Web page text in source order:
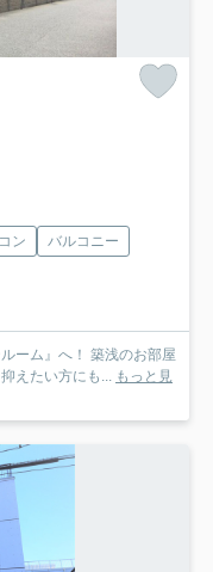
ン
バルコニー
ーム』へ！ 築浅のお部屋
えたい方にも... もっと見